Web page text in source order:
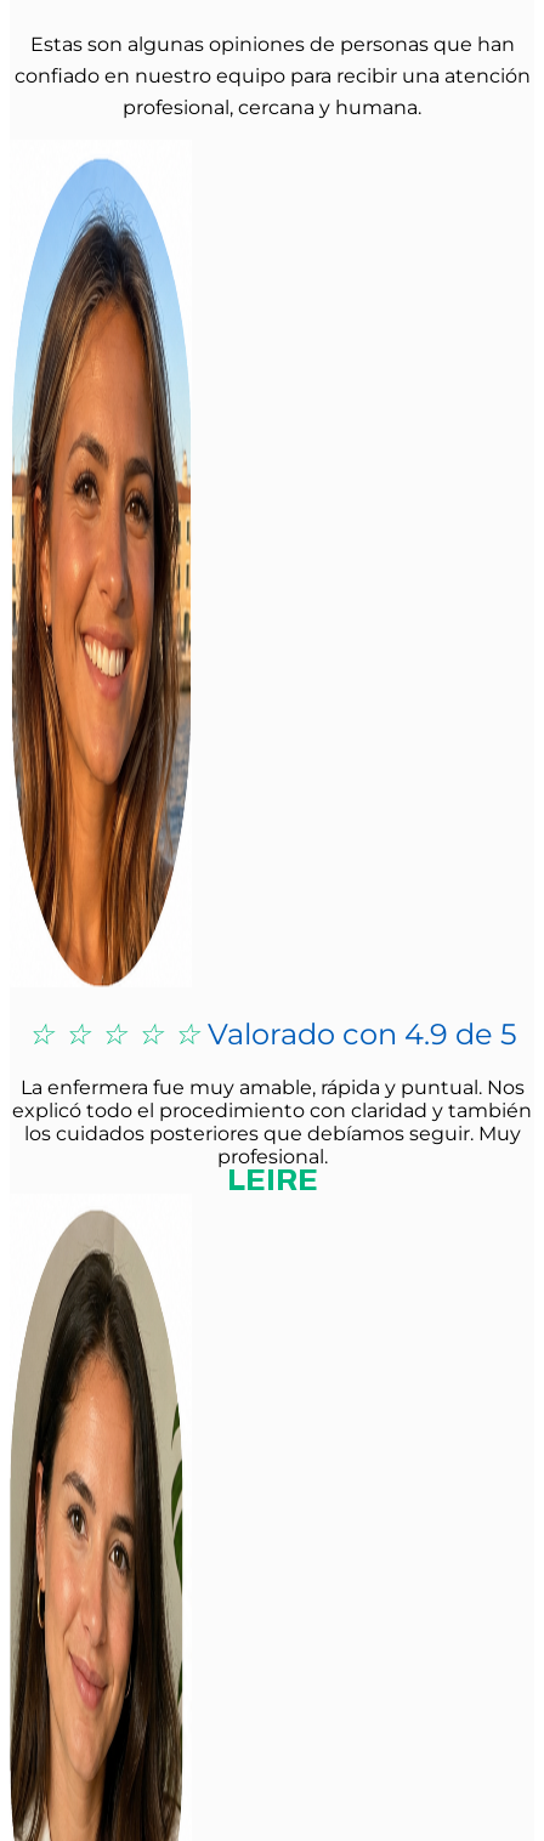
Estas son algunas opiniones de personas que han
confiado en nuestro equipo para recibir una atención
profesional, cercana y humana.
☆ ☆ ☆ ☆ ☆ Valorado con 4.9 de 5
La enfermera fue muy amable, rápida y puntual. Nos
explicó todo el procedimiento con claridad y también
los cuidados posteriores que debíamos seguir. Muy
profesional.
LEIRE